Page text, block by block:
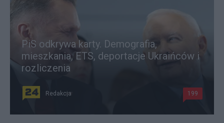
PiS odkrywa karty. Demografia,
mieszkania, ETS, deportacje Ukraińców i
rozliczenia
Redakcja 199